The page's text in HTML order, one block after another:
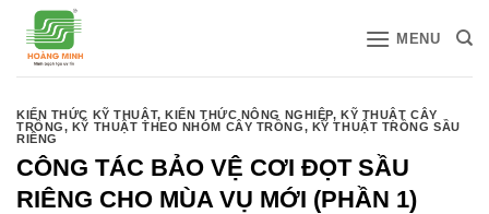
qua
MENU
KIẾN THỨC KỸ THUẬT,KIẾN THỨC NÔNG NGHIỆP,KỸ THUẬT CÂY
TRỒNG, KỸ THUẬT THEO NHÓM CÂY TRỒNG, KỸ THUẬT TRỒNG SẦU
RIÊNG
CÔNG TÁC BẢO VỆ CƠI ĐỌT SẦU
RIÊNG CHO MÙA VỤ MỚI (PHẦN 1)